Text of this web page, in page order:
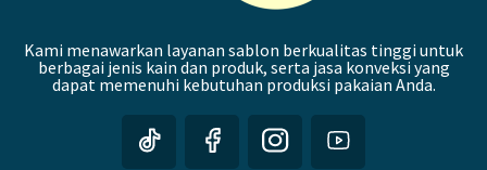
Kami menawarkan layanan sablon berkualitas tinggi untuk
berbagai jenis kain dan produk, serta jasa konveksi yang
dapat memenuhi kebutuhan produksi pakaian Anda.